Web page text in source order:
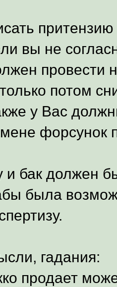
вы не
провести
потом
у Вас
форсунок
и бак должен
была
гадания:
продает